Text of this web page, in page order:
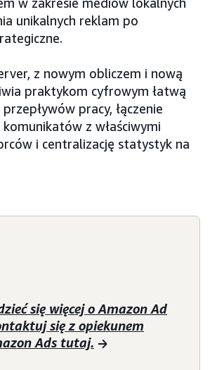
unikalnych reklam po
z nowym obliczem i nową
praktykom cyfrowym łatwą
pracy, łączenie
z właściwymi
i centralizację statystyk na
się więcej o Amazon Ad
się z opiekunem
Ads tutaj.